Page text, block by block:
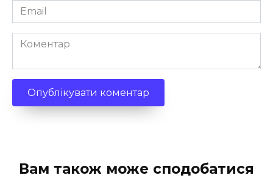
Email
*
Коментар
Вам також може сподобатися